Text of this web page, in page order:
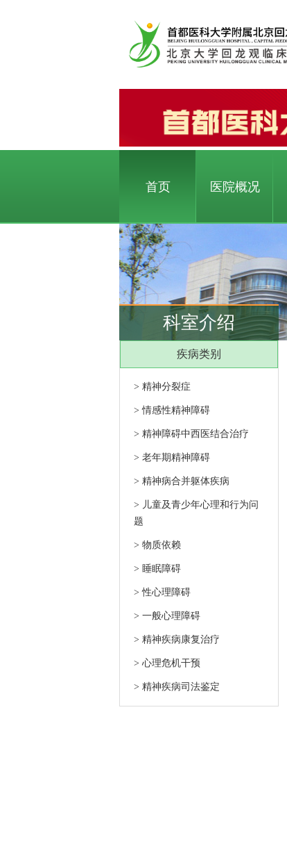
首页 医院概况
科室介绍
疾病类别
> 精神分裂症
> 情感性精神障碍
> 精神障碍中西医结合治疗
> 老年期精神障碍
> 精神病合并躯体疾病
> 儿童及青少年心理和行为问
题
> 物质依赖
> 睡眠障碍
> 性心理障碍
> 一般心理障碍
> 精神疾病康复治疗
> 心理危机干预
> 精神疾病司法鉴定